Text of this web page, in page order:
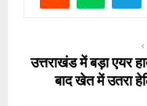
उत्तराखंड में बड़ा एयर
बाद खेत में उतरा